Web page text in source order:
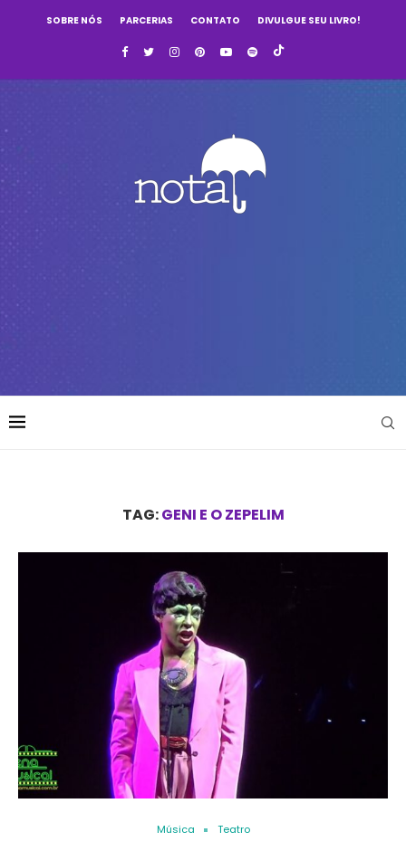
SOBRE NÓS PARCERIAS CONTATO DIVULGUE SEU LIVRO!
TAG:GENI E O ZEPELIM
Música Teatro